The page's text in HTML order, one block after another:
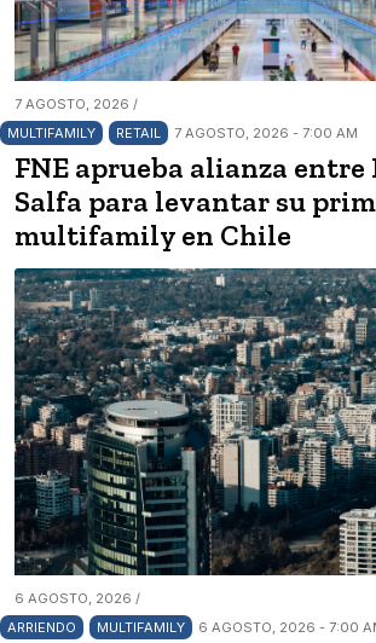
7 AGOSTO, 2026 /
MULTIFAMILY
RETAIL 7 AGOSTO, 2026 - 7:00 AM
FNE aprueba alianza
Salfa para levantar su
multifamily en Chile
6 AGOSTO, 2026 /
ARRIENDO
MULTIFAMILY 6 AGOSTO, 2026 - 7:00